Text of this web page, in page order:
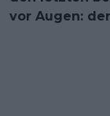
vor Augen: